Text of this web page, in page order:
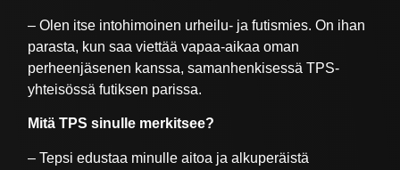
– Olen itse intohimoinen urheilu- ja futismies. On ihan
parasta, kun saa viettää vapaa-aikaa oman
perheenjäsenen kanssa, samanhenkisessä TPS-
yhteisössä futiksen parissa.
Mitä TPS sinulle merkitsee?
– Tepsi edustaa minulle aitoa ja alkuperäistä